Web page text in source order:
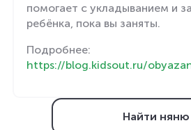
помогает с укладыванием и
ребёнка, пока вы заняты.
Подробнее:
https://blog.kidsout.ru/
Найти няню